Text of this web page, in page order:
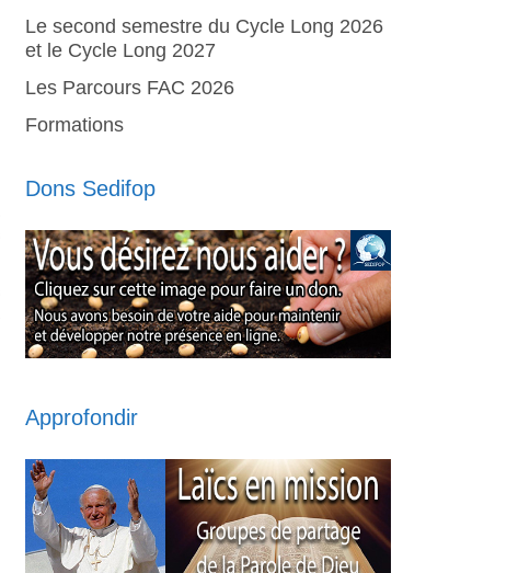
Le second semestre du Cycle Long 2026
et le Cycle Long 2027
Les Parcours FAC 2026
Formations
Dons Sedifop
Approfondir